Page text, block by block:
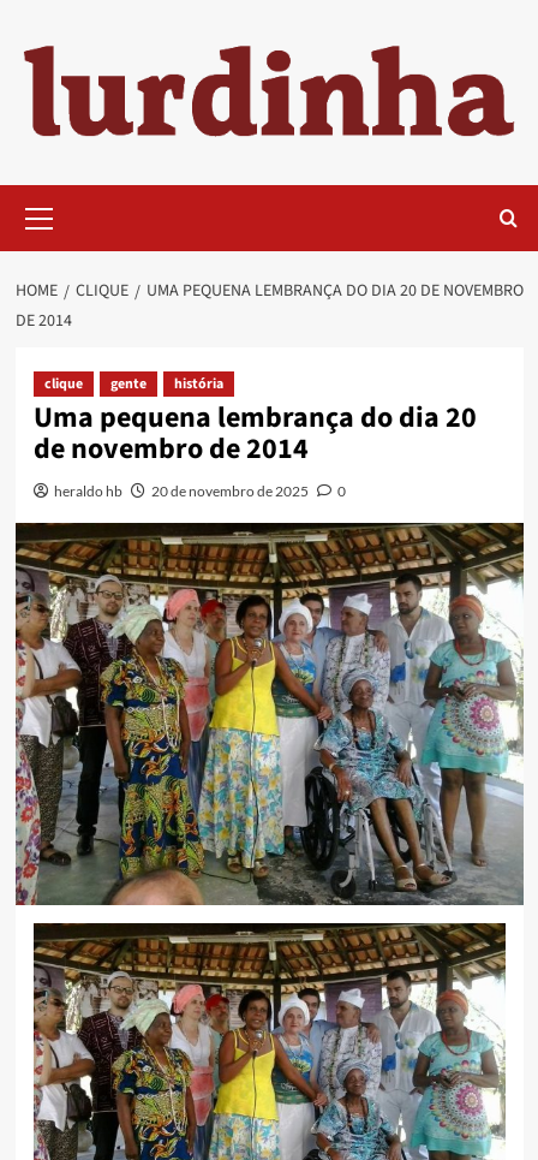
content
Menu
HOME CLIQUE
UMA PEQUENA LEMBRANÇA DO DIA 20 DE NOVEMBRO
DE 2014
clique gente história
Uma pequena lembrança do dia 20
de novembro de 2014
heraldo hb 20 de novembro de 2025 0